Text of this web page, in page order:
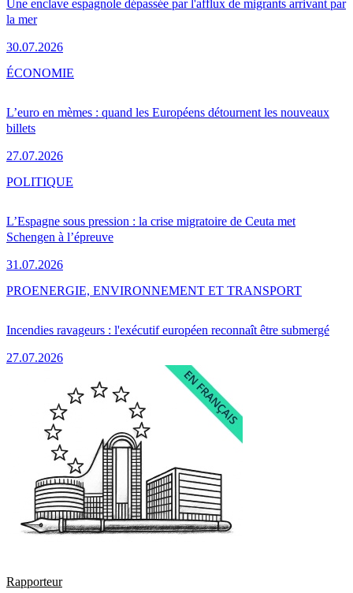
Une enclave espagnole dépassée par l'afflux de migrants arrivant par
la mer
30.07.2026
L’euro en mèmes : quand les Européens détournent les nouveaux
billets
27.07.2026
ÉCONOMIE
L’Espagne sous pression : la crise migratoire de Ceuta met
Schengen à l’épreuve
31.07.2026
POLITIQUE
Incendies ravageurs : l'exécutif européen reconnaît être submergé
27.07.2026
PROENERGIE, ENVIRONNEMENT ET TRANSPORT
Rapporteur